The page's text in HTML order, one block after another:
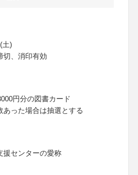
土)
切、消印有効
円分の図書カード
った場合は抽選とする
援センターの愛称